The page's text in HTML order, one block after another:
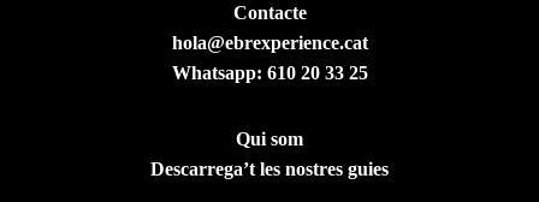
Contacte
hola@ebrexperience.cat
Whatsapp: 610 20 33 25
Qui som
Descarrega’t les nostres guies